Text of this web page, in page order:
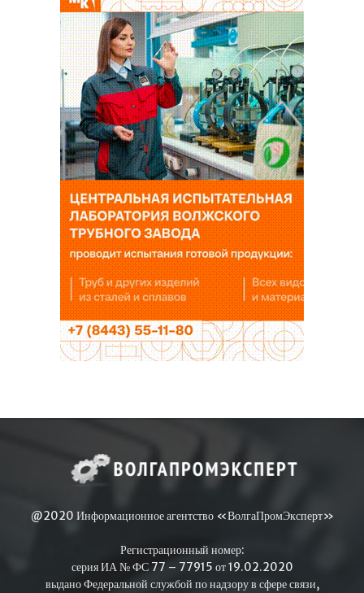
@2020 Информационное агентство «ВолгаПромЭксперт»
Регистрационный номер:
серия ИА № ФС 77 – 77915 от 19.02.2020
выдано Федеральной службой по надзору в сфере связи,